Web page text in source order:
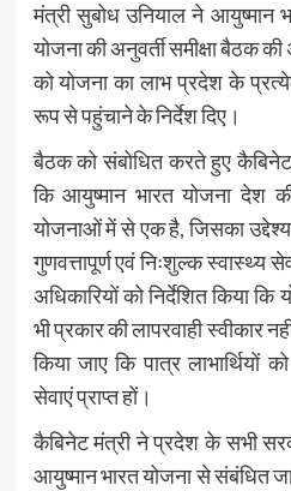
मंत्री सुबोध उनियाल ने आयुष्मान
योजना की अनुवर्ती समीक्षा बैठक
को योजना का लाभ प्रदेश के
रूप से पहुंचाने के निर्देश दिए।
बैठक को संबोधित करते हुए
कि आयुष्मान भारत योजना देश
योजनाओं में से एक है, जिसका
गुणवत्तापूर्ण एवं निःशुल्क स्वास्थ्य
अधिकारियों को निर्देशित किया
भी प्रकार की लापरवाही स्वीकार
किया जाए कि पात्र लाभार्थियों
सेवाएं प्राप्त हों।
कैबिनेट मंत्री ने प्रदेश के सभी
आयुष्मान भारत योजना से संबंधित